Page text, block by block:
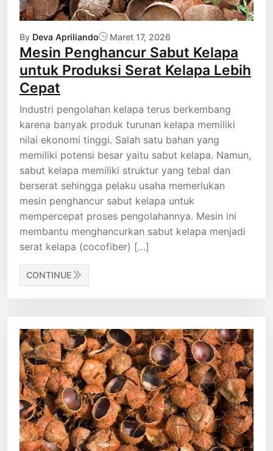
By Deva Apriliando Maret 17, 2026
Mesin Penghancur Sabut Kelapa
untuk Produksi Serat Kelapa Lebih
Cepat
Industri pengolahan kelapa terus berkembang
karena banyak produk turunan kelapa memiliki
nilai ekonomi tinggi. Salah satu bahan yang
memiliki potensi besar yaitu sabut kelapa. Namun,
sabut kelapa memiliki struktur yang tebal dan
berserat sehingga pelaku usaha memerlukan
mesin penghancur sabut kelapa untuk
mempercepat proses pengolahannya. Mesin ini
membantu menghancurkan sabut kelapa menjadi
serat kelapa (cocofiber) […]
CONTINUE